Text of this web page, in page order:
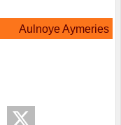
Aulnoye Aymeries